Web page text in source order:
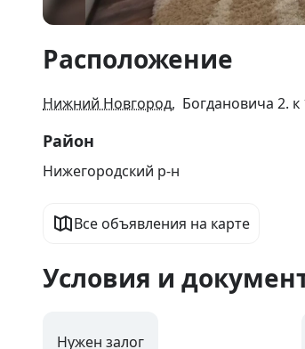
1
9
Расположение
Нижний Новгород, Богдановича 2.
Район
Нижегородский р-н
Все объявления на карте
Условия и
Нужен залог